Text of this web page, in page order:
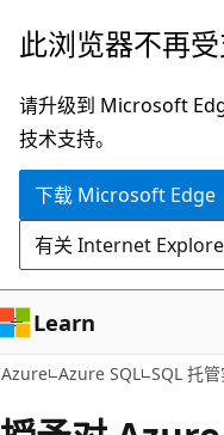
跳
主
要
内
此浏览器不再受
请升级到 Microsoft
技术支持。
下载 Microsoft Edge
有关 Internet
Learn
Azure Azure SQL SQL 托